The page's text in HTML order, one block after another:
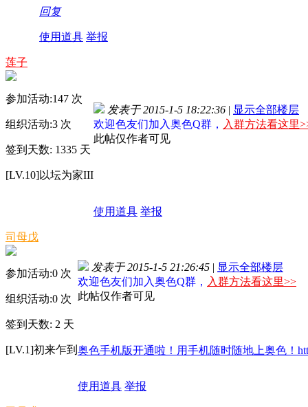
回复
使用道具 举报
莲子
参加活动:147 次
组织活动:3 次
签到天数: 1335 天
[LV.10]以坛为家III
发表于 2015-1-5 18:22:36 | 显示全部楼层
欢迎色友们加入奥色Q群， 入群方法看这里
此帖仅作者可见
使用道具 举报
司母戊
参加活动:0 次
组织活动:0 次
签到天数: 2 天
[LV.1]初来乍到
发表于 2015-1-5 21:26:45 | 显示全部楼层
欢迎色友们加入奥色Q群， 入群方法看这里>>
此帖仅作者可见
奥色手机版开通啦！用手机随时随地上奥色！
使用道具 举报